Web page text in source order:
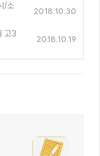
/소
2018.10.30
고3
2018.10.19